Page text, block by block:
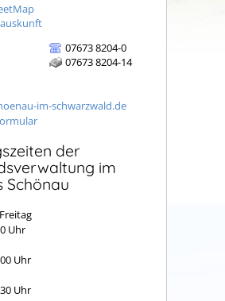
07673 8204-0
07673 8204-14
im-schwarzwald.de
der
im
Schönau
Uhr
Uhr
Uhr